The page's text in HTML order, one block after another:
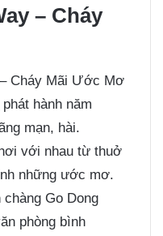
– Cháy
Cháy Mãi Ước Mơ
hành năm
mạn, hài.
với nhau từ thuở
những ước mơ.
Go Dong
phòng bình